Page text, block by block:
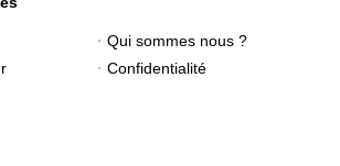
Qui sommes nous ?
Confidentialité